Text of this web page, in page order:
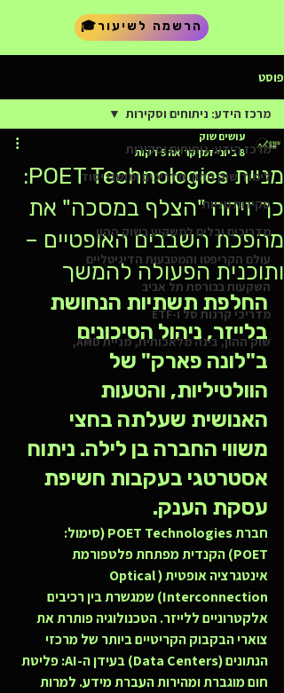
🎓הרשמה לשיעור
פוסט
מרכז הידע: ניתוחים וסקירות
לימוד שוק ההון: מדריכים ומושגי יסוד
סקירות מניות
מדריכים וכלים למשקיע בשוק ההון
עולם הקריפטו והמטבעות הדיגיטליים
השקעות בבורסת תל אביב
מדריכי קרנות סל ו-ETF
שוק ההון, בינה מלאכותית, מניית AMD,
מרכז הידע: ניתוחים וסקירות
מניית POET Technologies:
כך זיהה "הצלף במסכה" את
מהפכת השבבים האופטיים –
ותוכנית הפעולה להמשך
עושים שוק
8 ביוני
זמן קריאה 5 דקות
החלפת תשתיות הנחושת
בלייזר, ניהול הסיכונים
ב"לונה פארק" של
הוולטיליות, והטעות
האנושית שעלתה בחצי
משווי החברה בן לילה. ניתוח
אסטרטגי בעקבות חשיפת
עסקת הענק.
חברת
POET Technologies (סימול:
POET) הקנדית מפתחת פלטפורמת
אינטגרציה אופטית (Optical
Interconnection) שמגשרת בין רכיבים
אלקטרוניים ללייזר. הטכנולוגיה פותרת את
צוארי הבקבוק הקריטיים ביותר של מרכזי
הנתונים (Data Centers) בעידן ה-AI: פליטת
חום מוגברת ומהירות העברת מידע. למרות